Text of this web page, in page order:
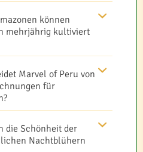
können
mehrjährig kultiviert
Marvel of Peru von
für
die Schönheit der
Nachtblühern